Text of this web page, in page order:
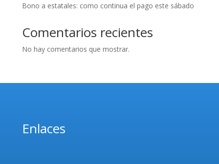
Bono a estatales: como continua el pago este sábado
Comentarios recientes
No hay comentarios que mostrar.
Enlaces